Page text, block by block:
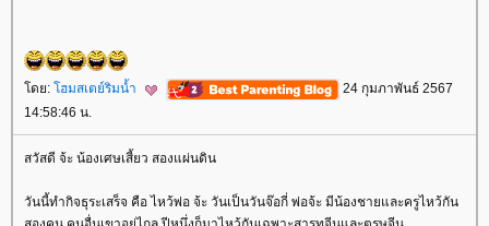
ดย: ฮมสเตย์ริมน้ำ
24 กุมภาพันธ์ 2567
14:58:46 น.
สวัสดี จ้ะ น้องเศษเสี้ยว สองแผ่นดิน
วันนี้ทำกิจธุระเสร็จ คือ ไหว้พ่อ จ้ะ วันเป็นวันจ๊อกี่ พ่อจ้ะ มีน้องชายและครูไหว้กัน